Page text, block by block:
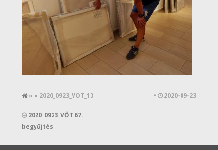
» » 2020_0923_VOT_10 • 2020-09-23
2020_0923_VŐT 67.
begyűjtés